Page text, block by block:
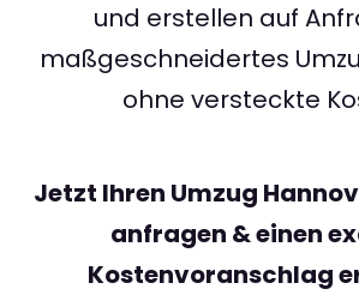
und erstellen auf
maßgeschneidertes
ohne versteckte
Jetzt Ihren Umzug
anfragen & einen
Kostenvoranschlag